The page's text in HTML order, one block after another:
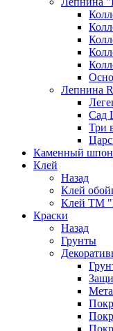
Лепнина
Сад
Три
Каменный шпон
Клей
Назад
Клей
Клей ТМ
Краски
Назад
Грунты